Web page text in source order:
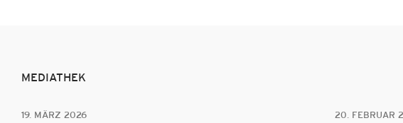
MEDIATHEK
19. MÄRZ 2026 20. FEBRUAR